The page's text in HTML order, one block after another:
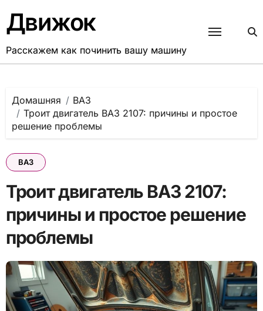
содержанию
Движок
Расскажем как починить вашу машину
Домашняя
ВАЗ
Троит двигатель ВАЗ 2107: причины и простое
решение проблемы
ВАЗ
Троит двигатель ВАЗ 2107:
причины и простое решение
проблемы